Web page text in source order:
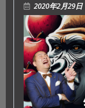
2020年2月29日